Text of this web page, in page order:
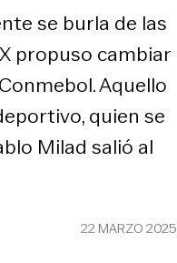
se burla de las
propuso cambiar
Aquello
quien se
Milad salió al
22 MARZO 2025